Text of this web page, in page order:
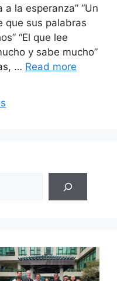
la esperanza” “Un
que sus palabras
“El que lee
y sabe mucho”
… Read more